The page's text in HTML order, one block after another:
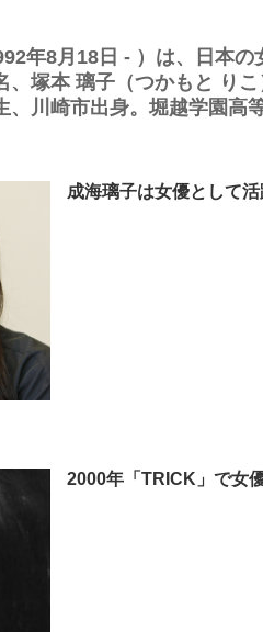
年8月18日 - ）は、日本の
塚本 璃子（つかもと りこ
川崎市出身。堀越学園高
成海璃子は女優として活
2000年「TRICK」で女